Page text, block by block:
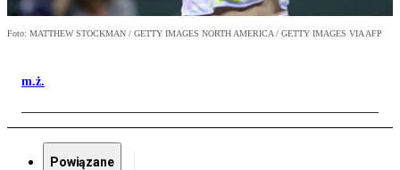
Foto: MATTHEW STOCKMAN / GETTY IMAGES NORTH AMERICA / GETTY IMAGES VIA AFP
m.ż.
Powiązane